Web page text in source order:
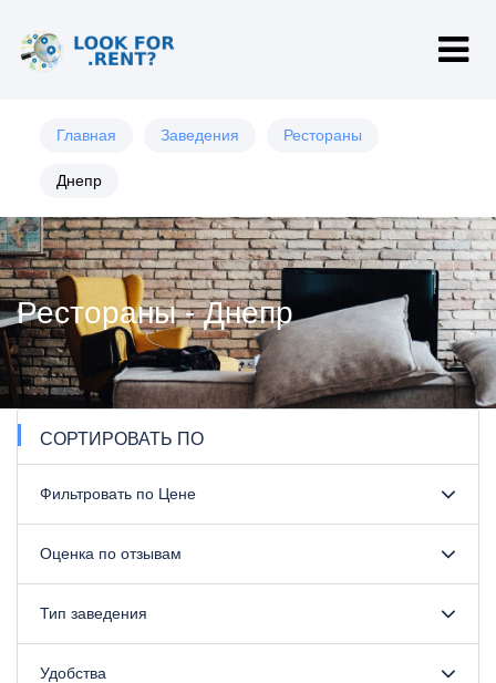
Главная Заведения Рестораны
Днепр
Рестораны - Днепр
СОРТИРОВАТЬ ПО
Фильтровать по Цене
Оценка по отзывам
Тип заведения
Удобства